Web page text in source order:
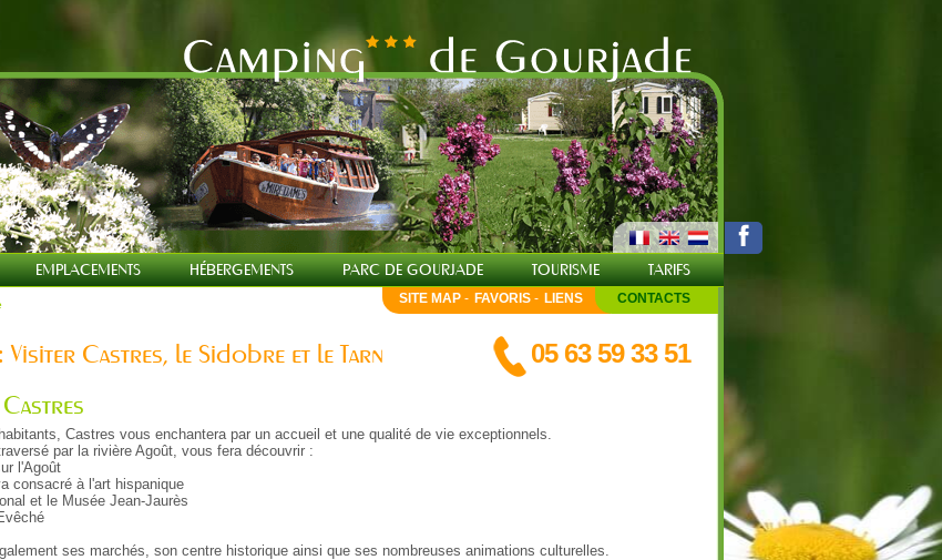
EMPLACEMENTS HÉBERGEMENTS PARC DE GOURJADE TOURISME TARIFS
f
SITE MAP - FAVORIS - LIENS CONTACTS
05 63 59 33 51
Visiter Castres, le Sidobre et le Tarn
Castres vous enchantera par un accueil et une qualité de vie exceptionnels.
par la rivière Agoût, vous fera découvrir :
l'Agoût
consacré à l'art hispanique
et le Musée Jean-Jaurès
ses marchés, son centre historique ainsi que ses nombreuses animations culturelles.